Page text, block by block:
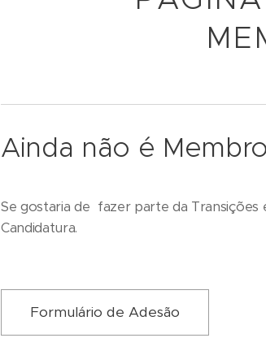
Ainda não é
Se gostaria de fazer parte da Transições
Candidatura.
Formulário de Adesão